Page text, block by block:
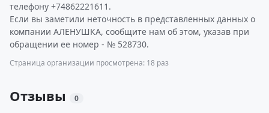
телефону +74862221611.
Если вы заметили неточность в представленных данных о
компании АЛЕНУШКА, сообщите нам об этом, указав при
обращении ее номер - № 528730.
Страница организации просмотрена: 18 раз
Отзывы 0